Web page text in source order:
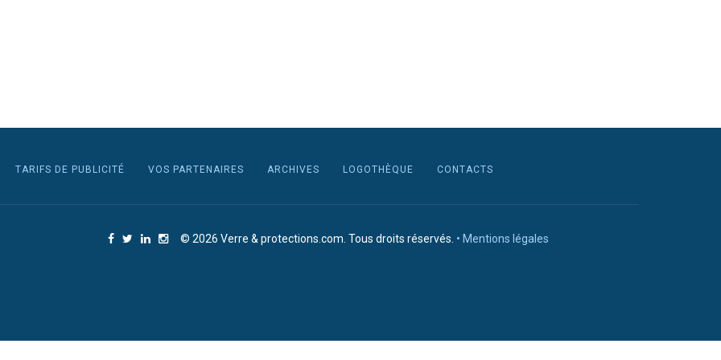
TARIFS DE PUBLICITÉ VOS PARTENAIRES ARCHIVES LOGOTHÈQUE CONTACTS
© 2026 Verre & protections.com. Tous droits réservés. • Mentions légales